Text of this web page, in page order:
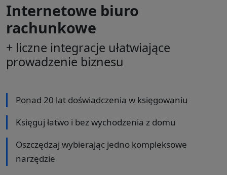
Internetowe biuro
rachunkowe
+ liczne integracje ułatwiające
prowadzenie biznesu
Ponad 20 lat doświadczenia w księgowaniu
Księguj łatwo i bez wychodzenia z domu
Oszczędzaj wybierając jedno kompleksowe
narzędzie